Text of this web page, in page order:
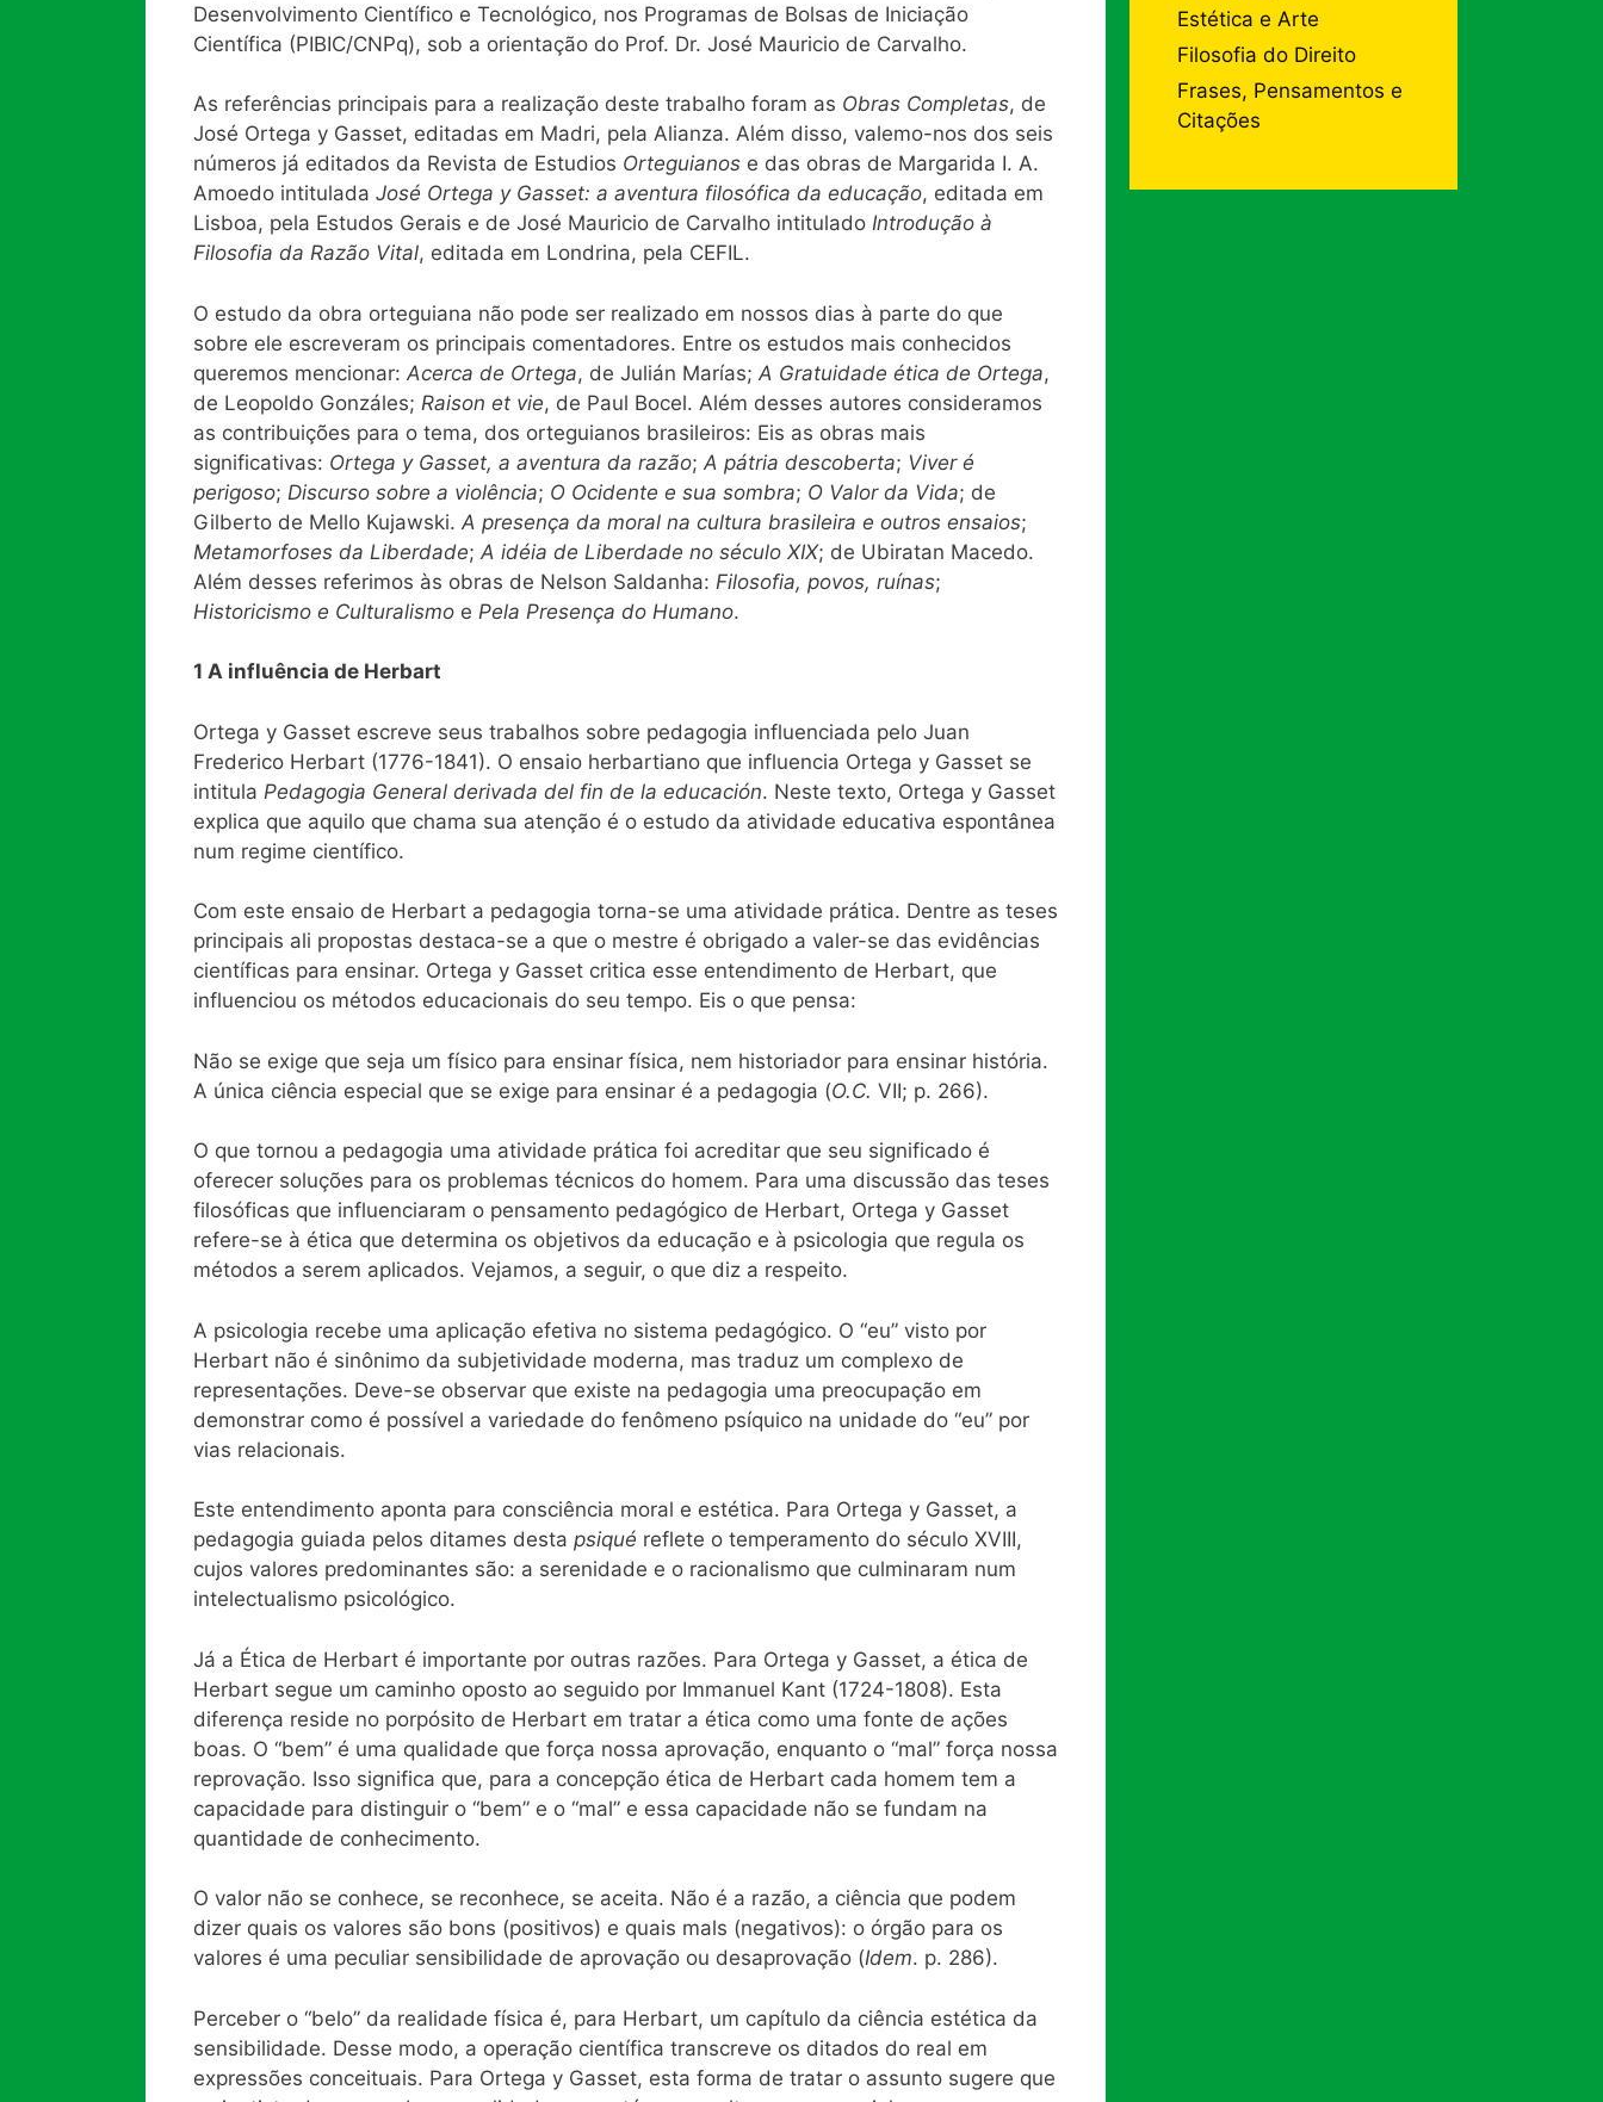
Desenvolvimento Científico e Tecnológico, nos Programas de Bolsas de Iniciação
Científica (PIBIC/CNPq), sob a orientação do Prof. Dr. José Mauricio de Carvalho.
As referências principais para a realização deste trabalho foram as Obras Completas, de
José Ortega y Gasset, editadas em Madri, pela Alianza. Além disso, valemo-nos dos seis
números já editados da Revista de Estudios Orteguianos e das obras de Margarida I. A.
Amoedo intitulada José Ortega y Gasset: a aventura filosófica da educação, editada em
Lisboa, pela Estudos Gerais e de José Mauricio de Carvalho intitulado Introdução à
Filosofia da Razão Vital, editada em Londrina, pela CEFIL.
O estudo da obra orteguiana não pode ser realizado em nossos dias à parte do que
sobre ele escreveram os principais comentadores. Entre os estudos mais conhecidos
queremos mencionar: Acerca de Ortega, de Julián Marías; A Gratuidade ética de Ortega,
de Leopoldo Gonzáles; Raison et vie, de Paul Bocel. Além desses autores consideramos
as contribuições para o tema, dos orteguianos brasileiros: Eis as obras mais
significativas: Ortega y Gasset, a aventura da razão; A pátria descoberta; Viver é
perigoso; Discurso sobre a violência; O Ocidente e sua sombra; O Valor da Vida; de
Gilberto de Mello Kujawski. A presença da moral na cultura brasileira e outros ensaios;
Metamorfoses da Liberdade; A idéia de Liberdade no século XIX; de Ubiratan Macedo.
Além desses referimos às obras de Nelson Saldanha: Filosofia, povos, ruínas;
Historicismo e Culturalismo e Pela Presença do Humano.
1 A influência de Herbart
Ortega y Gasset escreve seus trabalhos sobre pedagogia influenciada pelo Juan
Frederico Herbart (1776-1841). O ensaio herbartiano que influencia Ortega y Gasset se
intitula Pedagogia General derivada del fin de la educación. Neste texto, Ortega y Gasset
explica que aquilo que chama sua atenção é o estudo da atividade educativa espontânea
num regime científico.
Com este ensaio de Herbart a pedagogia torna-se uma atividade prática. Dentre as teses
principais ali propostas destaca-se a que o mestre é obrigado a valer-se das evidências
científicas para ensinar. Ortega y Gasset critica esse entendimento de Herbart, que
influenciou os métodos educacionais do seu tempo. Eis o que pensa:
Não se exige que seja um físico para ensinar física, nem historiador para ensinar história.
A única ciência especial que se exige para ensinar é a pedagogia (O.C. VII; p. 266).
O que tornou a pedagogia uma atividade prática foi acreditar que seu significado é
oferecer soluções para os problemas técnicos do homem. Para uma discussão das teses
filosóficas que influenciaram o pensamento pedagógico de Herbart, Ortega y Gasset
refere-se à ética que determina os objetivos da educação e à psicologia que regula os
métodos a serem aplicados. Vejamos, a seguir, o que diz a respeito.
A psicologia recebe uma aplicação efetiva no sistema pedagógico. O “eu” visto por
Herbart não é sinônimo da subjetividade moderna, mas traduz um complexo de
representações. Deve-se observar que existe na pedagogia uma preocupação em
demonstrar como é possível a variedade do fenômeno psíquico na unidade do “eu” por
vias relacionais.
Este entendimento aponta para consciência moral e estética. Para Ortega y Gasset, a
pedagogia guiada pelos ditames desta psiqué reflete o temperamento do século XVIII,
cujos valores predominantes são: a serenidade e o racionalismo que culminaram num
intelectualismo psicológico.
Já a Ética de Herbart é importante por outras razões. Para Ortega y Gasset, a ética de
Herbart segue um caminho oposto ao seguido por Immanuel Kant (1724-1808). Esta
diferença reside no porpósito de Herbart em tratar a ética como uma fonte de ações
boas. O “bem” é uma qualidade que força nossa aprovação, enquanto o “mal” força nossa
reprovação. Isso significa que, para a concepção ética de Herbart cada homem tem a
capacidade para distinguir o “bem” e o “mal” e essa capacidade não se fundam na
quantidade de conhecimento.
O valor não se conhece, se reconhece, se aceita. Não é a razão, a ciência que podem
dizer quais os valores são bons (positivos) e quais mals (negativos): o órgão para os
valores é uma peculiar sensibilidade de aprovação ou desaprovação (Idem. p. 286).
Perceber o “belo” da realidade física é, para Herbart, um capítulo da ciência estética da
sensibilidade. Desse modo, a operação científica transcreve os ditados do real em
expressões conceituais. Para Ortega y Gasset, esta forma de tratar o assunto sugere que
Estética e Arte
Filosofia do Direito
Frases, Pensamentos e
Citações